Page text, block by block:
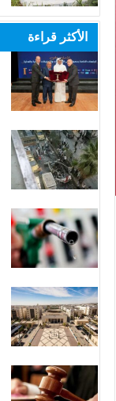
الأكثر قراءة